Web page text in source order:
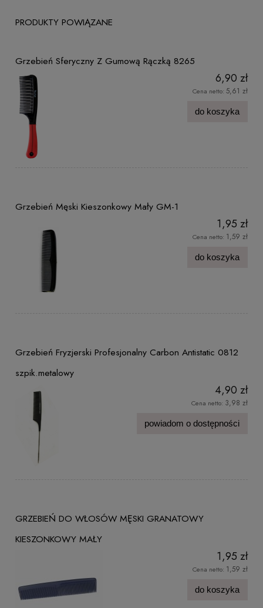
PRODUKTY POWIĄZANE
Grzebień Sferyczny Z Gumową Rączką 8265
6,90 zł
Cena netto: 5,61 zł
do koszyka
Grzebień Męski Kieszonkowy Mały GM-1
1,95 zł
Cena netto: 1,59 zł
do koszyka
Grzebień Fryzjerski Profesjonalny Carbon Antistatic 0812
szpik.metalowy
4,90 zł
Cena netto: 3,98 zł
powiadom o dostępności
GRZEBIEŃ DO WŁOSÓW MĘSKI GRANATOWY
KIESZONKOWY MAŁY
1,95 zł
Cena netto: 1,59 zł
do koszyka